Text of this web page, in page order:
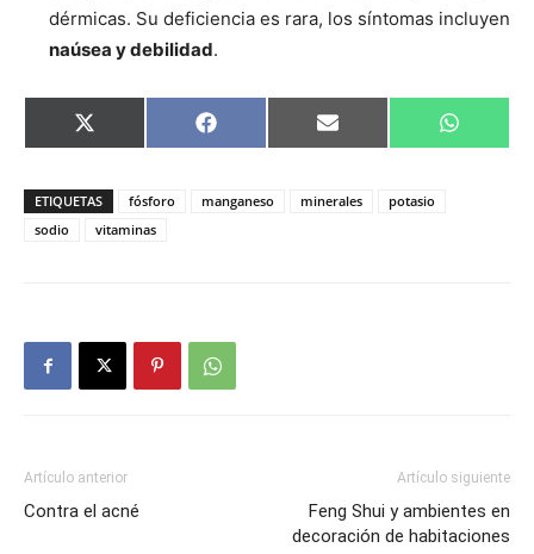
dérmicas. Su deficiencia es rara, los síntomas incluyen
naúsea y debilidad.
Compartir
en
X
(Twitter)
Compartir
en
Facebook Compartir
en
Email
en
ETIQUETAS fósforo manganeso minerales
potasio
sodio
vitaminas
Artículo anterior
Contra el acné
Artículo siguiente
Feng Shui y ambientes en
decoración de habitaciones